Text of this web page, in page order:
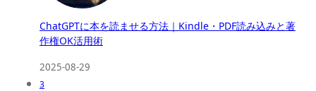
ChatGPTに本を読ませる方法｜Kindle・PDF読み込みと著
作権OK活用術
2025-08-29
3